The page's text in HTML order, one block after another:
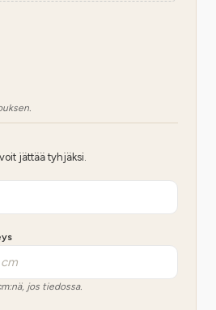
jättää tyhjäksi.
jos tiedossa.